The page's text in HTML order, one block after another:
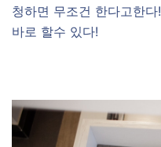
청하면 무조건 한다고한다!
바로 할수 있다!